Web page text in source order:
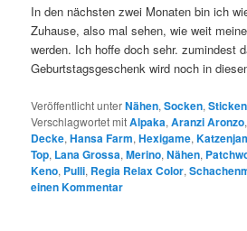
In den nächsten zwei Monaten bin ich
Zuhause, also mal sehen, wie weit
werden. Ich hoffe doch sehr. zumindest
Geburtstagsgeschenk wird noch in
Veröffentlicht unterNähen,Socken,Sticken
Verschlagwortet mitAlpaka,Aranzi Aronzo,
Decke,Hansa Farm,Hexigame,
Top, Lana Grossa,Merino,Nähen,
Keno, Pulli, Regia Relax Color,
einen Kommentar